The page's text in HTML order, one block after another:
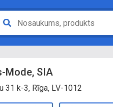
Mode, SIA
31 k-3, Rīga, LV-1012